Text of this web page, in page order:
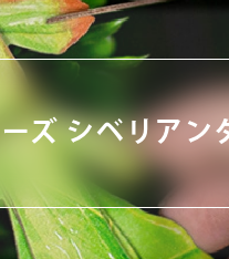
ズ シベリアン